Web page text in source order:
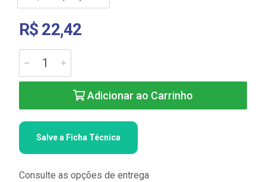
R$ 22,42
Adicionar ao Carrinho
Salve a Ficha Técnica
Consulte as opções de entrega